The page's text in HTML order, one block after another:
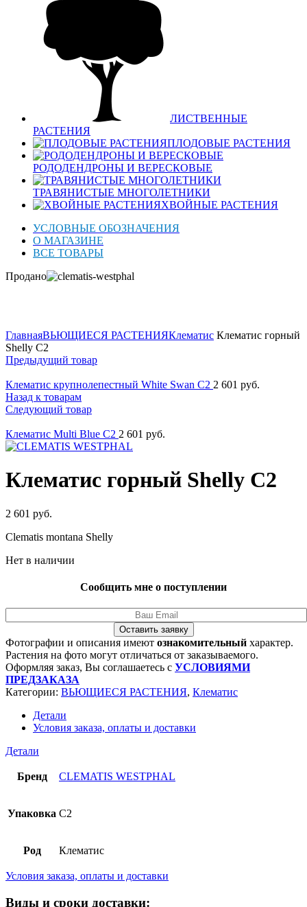
ЛИСТВЕННЫЕ
РАСТЕНИЯ
ПЛОДОВЫЕ РАСТЕНИЯ
РОДОДЕНДРОНЫ И ВЕРЕСКОВЫЕ
ТРАВЯНИСТЫЕ МНОГОЛЕТНИКИ
ХВОЙНЫЕ РАСТЕНИЯ
УСЛОВНЫЕ ОБОЗНАЧЕНИЯ
О МАГАЗИНЕ
ВСЕ ТОВАРЫ
Продано
ГлавнаяВЬЮЩИЕСЯ РАСТЕНИЯКлематис Клематис горный
Shelly C2
Предыдущий товар
Клематис крупнолепестный White Swan C2 2 601 руб.
Назад к товарам
Следующий товар
Клематис Multi Blue C2 2 601 руб.
Клематис горный Shelly C2
2 601 руб.
Clematis montana Shelly
Нет в наличии
Сообщить мне о поступлении
Оставить заявку
Фотографии и описания имеют ознакомительный характер.
Растения на фото могут отличаться от заказываемого.
Оформляя заказ, Вы соглашаетесь с УСЛОВИЯМИ
ПРЕДЗАКАЗА
Категории: ВЬЮЩИЕСЯ РАСТЕНИЯ, Клематис
Детали
Условия заказа, оплаты и доставки
Детали
Бренд CLEMATIS WESTPHAL
Упаковка C2
Род Клематис
Условия заказа, оплаты и доставки
Виды и сроки доставки: